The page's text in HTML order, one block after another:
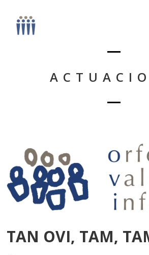
TAN OVI, TAM,